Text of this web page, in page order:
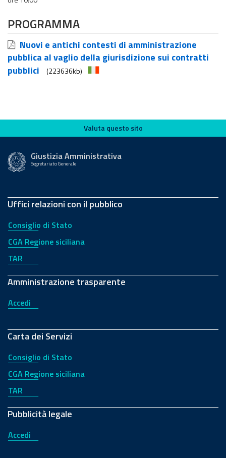
PROGRAMMA
Nuovi e antichi contesti di amministrazione
pubblica al vaglio della giurisdizione sui contratti
pubblici
(223636kb)
Valuta questo sito
Valuta questo sito
Giustizia Amministrativa
Segretariato Generale
Uffici relazioni con il pubblico
Consiglio di Stato
CGA Regione siciliana
TAR
Amministrazione trasparente
Accedi
Carta dei Servizi
Consiglio di Stato
CGA Regione siciliana
TAR
Pubblicità legale
Accedi